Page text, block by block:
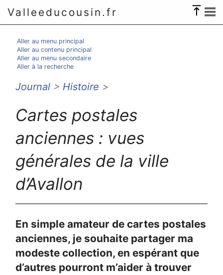
Valleeducousin.fr
Aller au menu principal
Aller au contenu principal
Aller au menu secondaire
Aller à la recherche
Journal > Histoire >
Cartes postales
anciennes : vues
générales de la ville
d’Avallon
En simple amateur de cartes postales
anciennes, je souhaite partager ma
modeste collection, en espérant que
d’autres pourront m’aider à trouver